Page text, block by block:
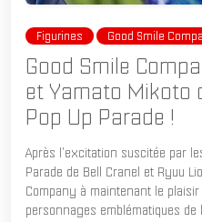
Figurines Good Smile
Good Smile
et Yamato Mikoto
Pop Up Parade !
Après l'excitation suscitée par
Parade de Bell Cranel et Ryuu
Company à maintenant le
personnages emblématiques